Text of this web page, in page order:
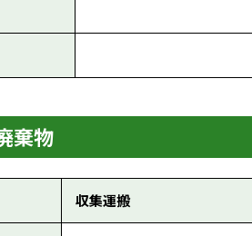
棄物
収集運搬